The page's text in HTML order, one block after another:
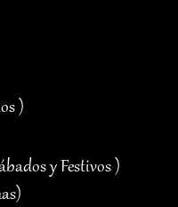
)
y Festivos )